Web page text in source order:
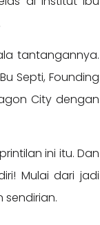
tantangannya.
Septi, Founding
City dengan
ini itu. Dan
Mulai dari jadi
sendirian.